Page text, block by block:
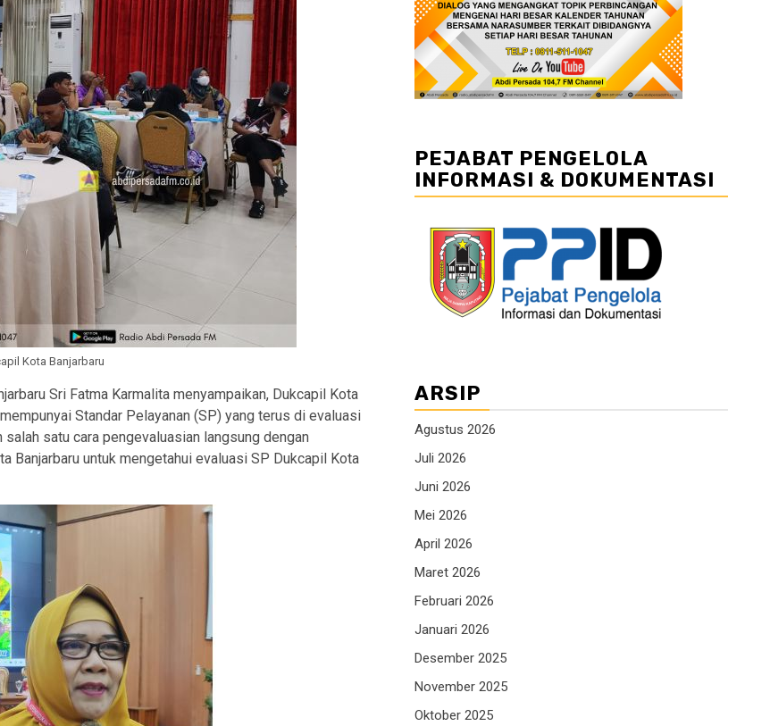
Kota Banjarbaru
Sri Fatma Karmalita menyampaikan, Dukcapil Kota
Standar Pelayanan (SP) yang terus di evaluasi
satu cara pengevaluasian langsung dengan
Banjarbaru untuk mengetahui evaluasi SP Dukcapil Kota
PEJABAT PENGELOLA
INFORMASI & DOKUMENTASI
ARSIP
Agustus 2026
Juli 2026
Juni 2026
Mei 2026
April 2026
Maret 2026
Februari 2026
Januari 2026
Desember 2025
November 2025
Oktober 2025